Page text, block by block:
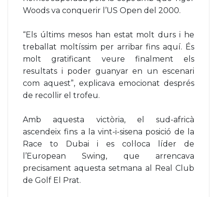
Woods va conquerir l’US Open del 2000.
“Els últims mesos han estat molt durs i he
treballat moltíssim per arribar fins aquí. És
molt gratificant veure finalment els
resultats i poder guanyar en un escenari
com aquest”, explicava emocionat després
de recollir el trofeu.
Amb aquesta victòria, el sud-africà
ascendeix fins a la vint-i-sisena posició de la
Race to Dubai i es col·loca líder de
l’European Swing, que arrencava
precisament aquesta setmana al Real Club
de Golf El Prat.